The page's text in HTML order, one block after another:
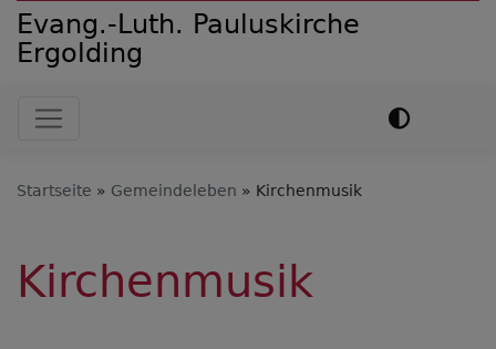
Evang.-Luth. Pauluskirche
Ergolding
Hauptnavigation
Startseite Gemeindeleben Kirchenmusik
Kirchenmusik